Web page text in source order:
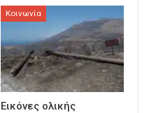
Κοινωνία
Εικόνες ολικής